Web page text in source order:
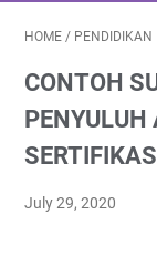
HOME / PENDIDIKAN
CONTOH
July 29, 2020